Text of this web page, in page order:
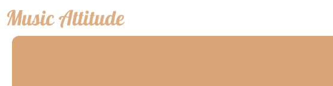
Vai
al
contenuto